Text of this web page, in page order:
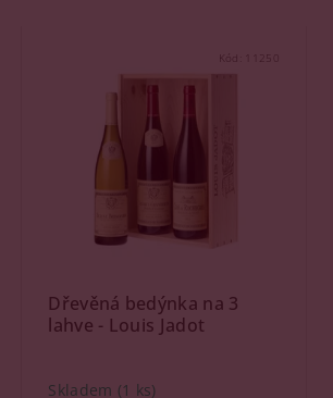
Kód: 11250
Dřevěná bedýnka na 3
lahve - Louis Jadot
Skladem (1 ks)